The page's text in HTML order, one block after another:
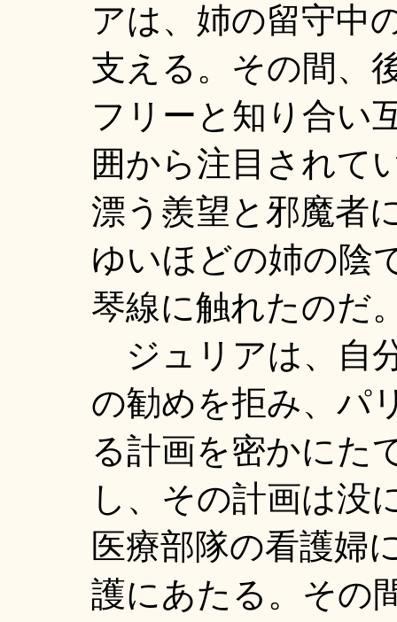
アは、姉の留守中
支える。その間、
フリーと知り合い
囲から注目されて
漂う羨望と邪魔者
ゆいほどの姉の陰
琴線に触れたのだ
ジュリアは、自
の勧めを拒み、パ
る計画を密かにた
し、その計画は没
医療部隊の看護婦
護にあたる。その